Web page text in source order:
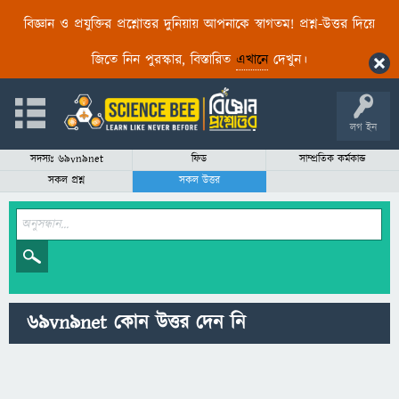
বিজ্ঞান ও প্রযুক্তির প্রশ্নোত্তর দুনিয়ায় আপনাকে স্বাগতম! প্রশ্ন-উত্তর দিয়ে
জিতে নিন পুরস্কার, বিস্তারিত এখানেদেখুন।
লগ ইন
সদস্যঃ 69vn9net ফিড
সাম্প্রতিক কর্মকান্ড
সকল প্রশ্ন
সকল উত্তর
69vn9net কোন উত্তর দেন নি